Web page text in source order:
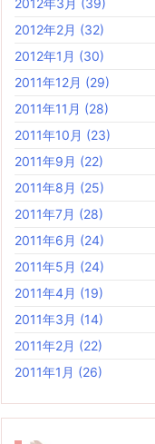
2012年3月 (39)
2012年2月 (32)
2012年1月 (30)
2011年12月 (29)
2011年11月 (28)
2011年10月 (23)
2011年9月 (22)
2011年8月 (25)
2011年7月 (28)
2011年6月 (24)
2011年5月 (24)
2011年4月 (19)
2011年3月 (14)
2011年2月 (22)
2011年1月 (26)